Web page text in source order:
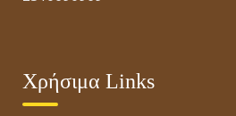
Χρήσιμα Links